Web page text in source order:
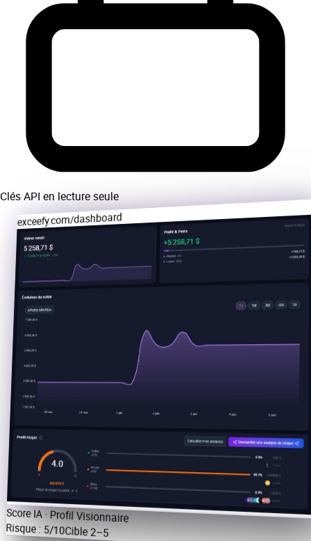
Clés API en lecture seule
exceefy.com/dashboard
Score IA · Profil Visionnaire
Risque:5/10Cible2–5